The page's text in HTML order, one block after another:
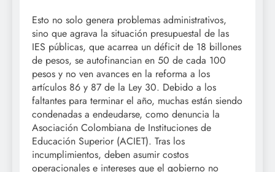
Esto no solo genera problemas administrativos,
sino que agrava la situación presupuestal de las
IES públicas, que acarrea un déficit de 18 billones
de pesos, se autofinancian en 50 de cada 100
pesos y no ven avances en la reforma a los
artículos 86 y 87 de la Ley 30. Debido a los
faltantes para terminar el año, muchas están siendo
condenadas a endeudarse, como denuncia la
Asociación Colombiana de Instituciones de
Educación Superior (ACIET). Tras los
incumplimientos, deben asumir costos
operacionales e intereses que el gobierno no